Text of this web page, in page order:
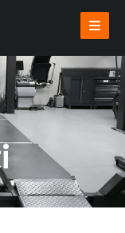
AZIENDA
PRODOTTI
VENDI USATO
INSTALLAZIONI